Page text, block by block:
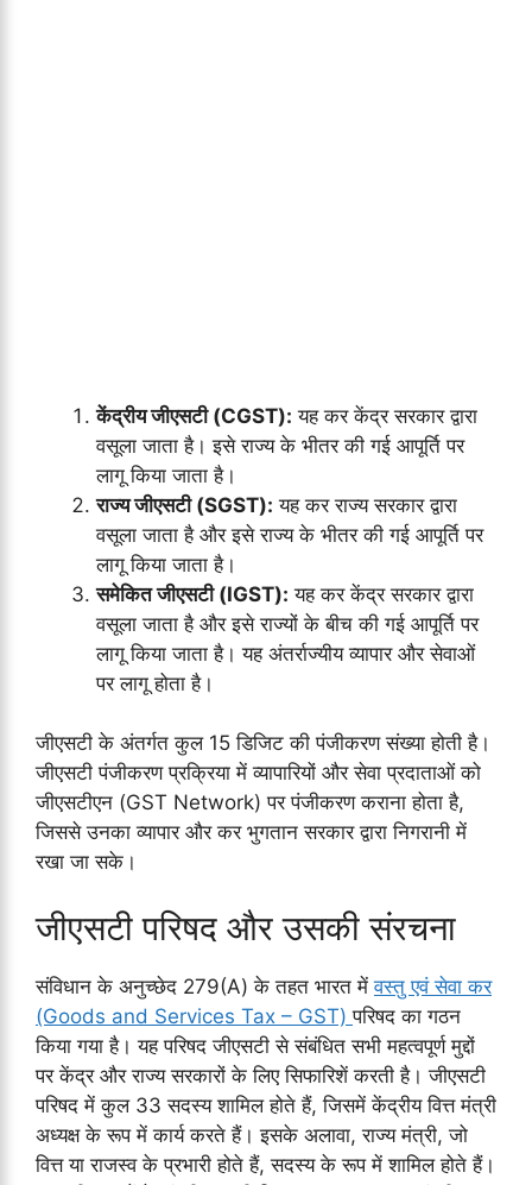
केंद्रीय जीएसटी (CGST): यह कर केंद्र सरकार द्वारा
वसूला जाता है। इसे राज्य के भीतर की गई आपूर्ति पर
लागू किया जाता है।
राज्य जीएसटी (SGST): यह कर राज्य सरकार द्वारा
वसूला जाता है और इसे राज्य के भीतर की गई आपूर्ति पर
लागू किया जाता है।
समेकित जीएसटी (IGST): यह कर केंद्र सरकार द्वारा
वसूला जाता है और इसे राज्यों के बीच की गई आपूर्ति पर
लागू किया जाता है। यह अंतर्राज्यीय व्यापार और सेवाओं
पर लागू होता है।
जीएसटी के अंतर्गत कुल 15 डिजिट की पंजीकरण संख्या होती है।
जीएसटी पंजीकरण प्रक्रिया में व्यापारियों और सेवा प्रदाताओं को
जीएसटीएन (GST Network) पर पंजीकरण कराना होता है,
जिससे उनका व्यापार और कर भुगतान सरकार द्वारा निगरानी में
रखा जा सके।
जीएसटी परिषद और उसकी संरचना
संविधान के अनुच्छेद 279(A) के तहत भारत मेंवस्तु एवं सेवा कर
(Goods and Services Tax – GST)परिषद का गठन
किया गया है। यह परिषद जीएसटी से संबंधित सभी महत्वपूर्ण मुद्दों
पर केंद्र और राज्य सरकारों के लिए सिफारिशें करती है। जीएसटी
परिषद में कुल 33 सदस्य शामिल होते हैं, जिसमें केंद्रीय वित्त मंत्री
अध्यक्ष के रूप में कार्य करते हैं। इसके अलावा, राज्य मंत्री, जो
वित्त या राजस्व के प्रभारी होते हैं, सदस्य के रूप में शामिल होते हैं।